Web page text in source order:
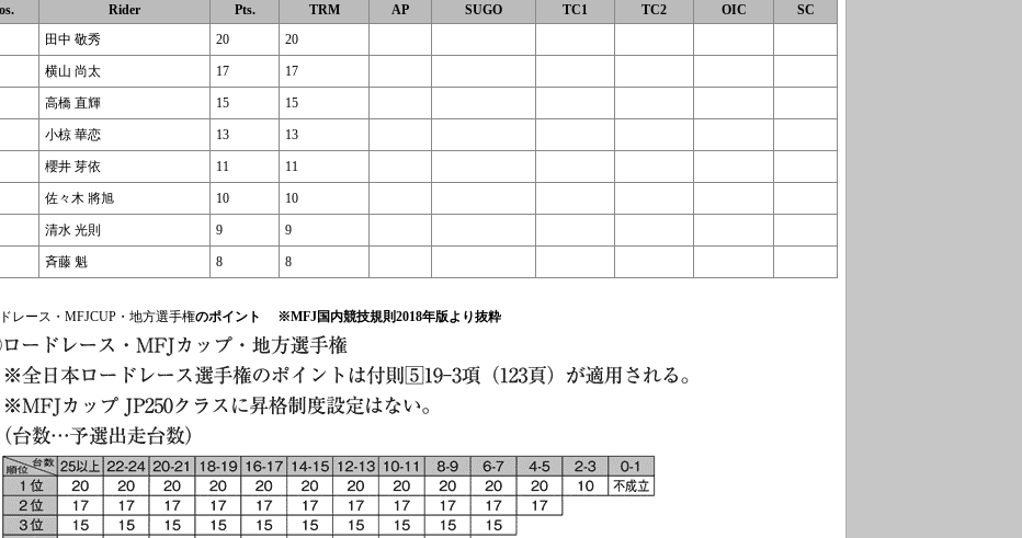
Rider Pts. TRM AP SUGO TC1 TC2 OIC
SC
田中 敬秀 20 20
横山 尚太 17 17
高橋 直輝 15 15
小椋 華恋 13 13
櫻井 芽依 11 11
佐々木 將旭 10 10
清水 光則 9 9
斉藤 魁 8 8
レース・MFJCUP・地方選手権のポイント ※MFJ国内競技規則2018年版より抜粋